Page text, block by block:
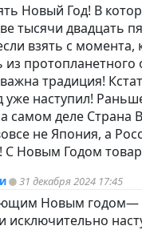
Новый Год! В
тысячи двадцать
взять с момента,
из протопланетного
традиция!
уже наступил!
самом деле Страна
не Япония, а
С Новым Годом
31 декабря 2024 17:45
Новым годом—
исключительно